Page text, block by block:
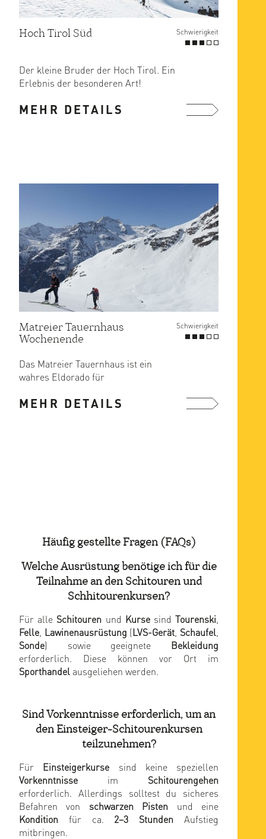
Hoch Tirol Süd Schwierigkeit
Der kleine Bruder der Hoch Tirol. Ein
Erlebnis der besonderen Art!
1. Tag „Die Schobergruppe als ...
MEHR DETAILS
Matreier Tauernhaus
Wochenende
Schwierigkeit
Das Matreier Tauernhaus ist ein
wahres Eldorado für
mittellangen ...
MEHR DETAILS
Häufig gestellte Fragen (FAQs)
Welche Ausrüstung benötige ich für die
Teilnahme an den Schitouren und
Schhitourenkursen?
Für alle Schitouren und KursesindTourenski
Felle Lawinenausrüstung (LVS-Gerät Schaufel
Sonde) sowie geeignete Bekleidung
erforderlich. Diese können vor Ort im
Sporthandel ausgeliehen werden.
Sind Vorkenntnisse erforderlich, um an
den Einsteiger-Schitourenkursen
teilzunehmen?
Für Einsteigerkurse sind keine speziellen
Vorkenntnisse im Schitourengehen
erforderlich. Allerdings solltest du sicheres
Befahren von schwarzen Pisten und eine
Kondition für ca. 2–3 Stunden Aufstieg
mitbringen.